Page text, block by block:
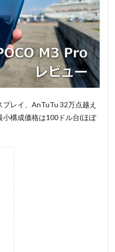
レイ、AnTuTu 32万点越え
構成価格は100ドル台(ほぼ